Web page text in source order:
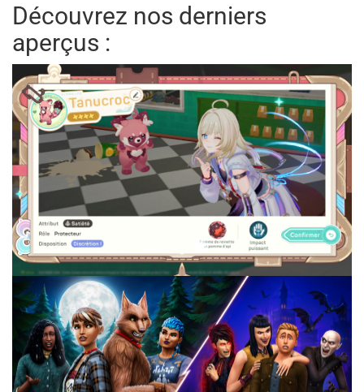
Découvrez nos derniers
aperçus :